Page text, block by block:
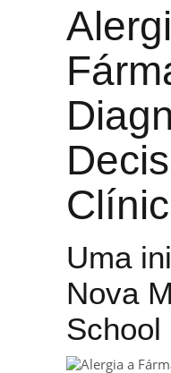
Uma
Nova
School